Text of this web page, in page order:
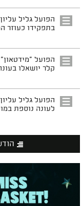
הפועל גליל
בתפקידו כעוזר
הפועל "מידטאון"
קלר יושאלו
הפועל גליל
לעונה נוספת